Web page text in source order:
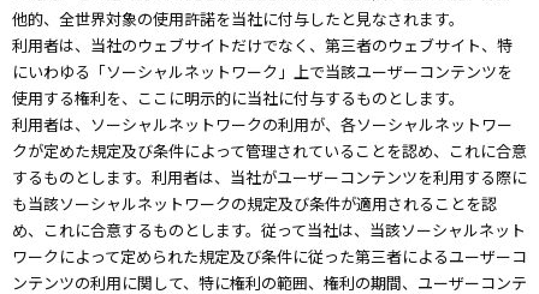
他的、全世界対象の使用許諾を当社に付与したと見なされます。
利用者は、当社のウェブサイトだけでなく、第三者のウェブサイト、特
にいわゆる「ソーシャルネットワーク」上で当該ユーザーコンテンツを
使用する権利を、ここに明示的に当社に付与するものとします。
利用者は、ソーシャルネットワークの利用が、各ソーシャルネットワー
クが定めた規定及び条件によって管理されていることを認め、これに合意
するものとします。利用者は、当社がユーザーコンテンツを利用する際に
も当該ソーシャルネットワークの規定及び条件が適用されることを認
め、これに合意するものとします。従って当社は、当該ソーシャルネット
ワークによって定められた規定及び条件に従った第三者によるユーザーコ
ンテンツの利用に関して、特に権利の範囲、権利の期間、ユーザーコンテ